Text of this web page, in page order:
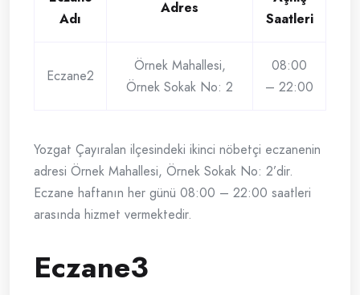
Adı
Adres
Saatleri
Eczane2
Örnek Mahallesi,
Örnek Sokak No: 2
08:00
– 22:00
Yozgat Çayıralan ilçesindeki ikinci nöbetçi eczanenin
adresi Örnek Mahallesi, Örnek Sokak No: 2’dir.
Eczane haftanın her günü 08:00 – 22:00 saatleri
arasında hizmet vermektedir.
Eczane3